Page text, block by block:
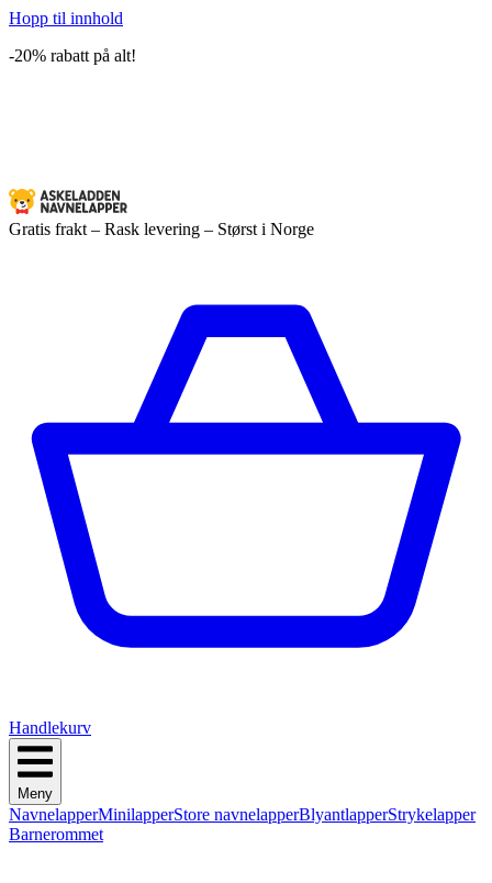
Hopp til innhold
-20% rabatt på alt!
Gratis frakt – Rask levering – Størst i Norge
Handlekurv
Meny
NavnelapperMinilapperStore navnelapperBlyantlapperStrykelapper
Barnerommet